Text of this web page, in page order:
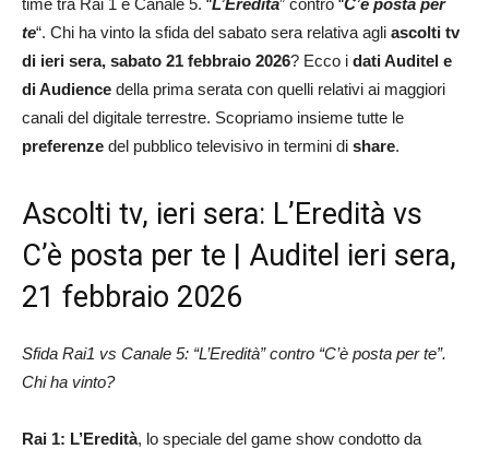
time tra Rai 1 e Canale 5. “L’Eredità” contro “C’è posta per
te“. Chi ha vinto la sfida del sabato sera relativa agli ascolti tv
di ieri sera, sabato 21 febbraio 2026? Ecco i dati Auditel e
di Audience della prima serata con quelli relativi ai maggiori
canali del digitale terrestre. Scopriamo insieme tutte le
preferenze del pubblico televisivo in termini di share.
Ascolti tv, ieri sera: L’Eredità vs
C’è posta per te | Auditel ieri sera,
21 febbraio 2026
Sfida Rai1 vs Canale 5: “L’Eredità” contro “C’è posta per te”.
Chi ha vinto?
Rai 1: L’Eredità, lo speciale del game show condotto da